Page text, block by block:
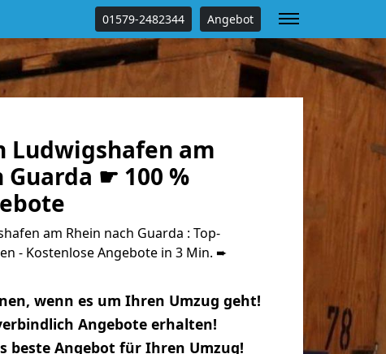
01579-2482344 Angebot
Ludwigshafen am
Guarda ☛ 100 %
am Rhein nach Guarda : Top-
- Kostenlose Angebote in 3 Min. ➨
wenn es um Ihren Umzug geht!
Angebote erhalten!
beste Angebot für Ihren Umzug!